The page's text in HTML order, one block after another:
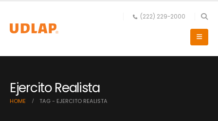
(222) 229-2000
Ejercito Realista
HOME TAG - EJERCITO REALISTA